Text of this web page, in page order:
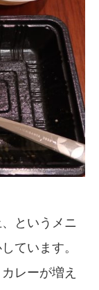
というメニ
ています。
レーが増え